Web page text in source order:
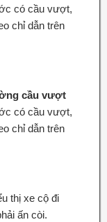
có cầu vượt,
chỉ dẫn trên
cầu vượt
có cầu vượt,
chỉ dẫn trên
thị xe cộ đi
ấn còi.